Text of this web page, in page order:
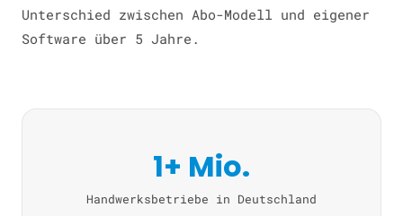
Unterschied zwischen Abo-Modell und eigener
Software über 5 Jahre.
1+ Mio.
Handwerksbetriebe in Deutschland